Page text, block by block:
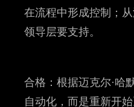
在流程中形成控制；
领导层要支持。
合格：根据迈克尔·哈
自动化，而是重新开